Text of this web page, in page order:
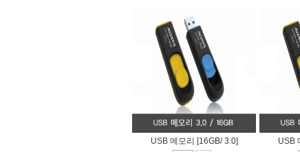
USB 메모리 [16GB/ 3.0]
USB